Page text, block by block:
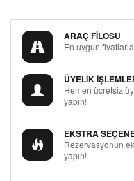
ARAÇ FİLOSU
En uygun
ÜYELİK
Hemen ücretsiz
yapın!
EKSTRA
Rezervasyonun
yapın!